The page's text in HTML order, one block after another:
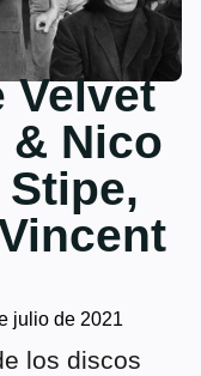
Velvet
& Nico
julio de 2021
los discos